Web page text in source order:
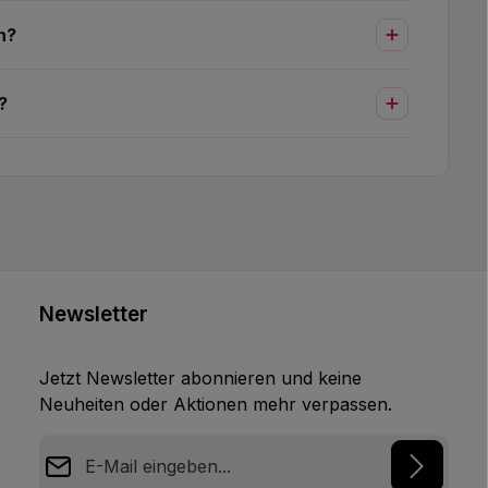
Newsletter
Jetzt Newsletter abonnieren und keine
Neuheiten oder Aktionen mehr verpassen.